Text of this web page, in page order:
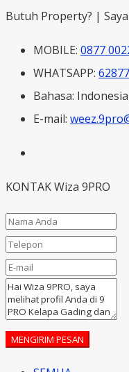
Butuh Property? |
MOBILE: 0877
WHATSAPP:
Bahasa:
E-mail:
KONTAK Wiza 9PRO
MENGIRIM PESAN